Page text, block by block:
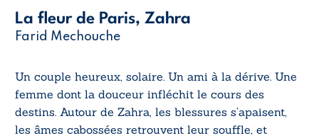
La fleur de Paris, Zahra
Farid Mechouche
Un couple heureux, solaire. Un ami à la dérive. Une
femme dont la douceur infléchit le cours des
destins. Autour de Zahra, les blessures s’apaisent,
les âmes cabossées retrouvent leur souffle, et